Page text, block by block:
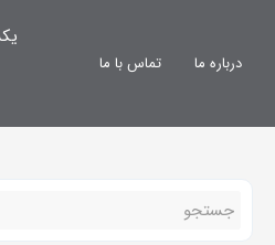
درباره ما تماس با ما